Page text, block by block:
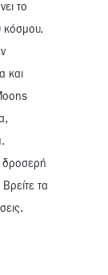
το
κόσμου.
και
δροσερή
τα